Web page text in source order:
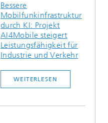
Bessere
Mobilfunkinfrastruktur
durch KI: Projekt
AI4Mobile steigert
Leistungsfähigkeit für
Industrie und Verkehr
WEITERLESEN